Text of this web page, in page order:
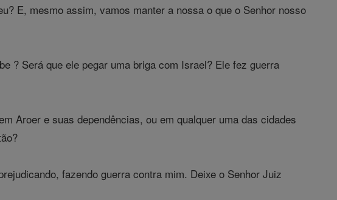
E, mesmo assim, vamos manter a nossa o que o Senhor nosso
? Será que ele pegar uma briga com Israel? Ele fez guerra
Aroer e suas dependências, ou em qualquer uma das cidades
fazendo guerra contra mim. Deixe o Senhor Juiz